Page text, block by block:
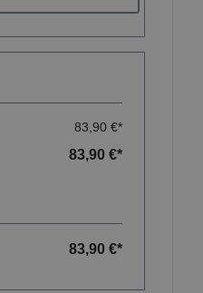
83,90 €*
83,90 €*
83,90 €*